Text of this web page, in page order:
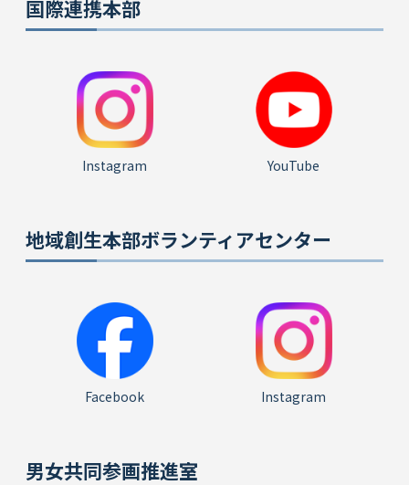
国際連携本部
Instagram YouTube
地域創生本部ボランティアセンター
Facebook Instagram
男女共同参画推進室